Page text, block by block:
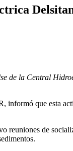
de la Central
que esta
de